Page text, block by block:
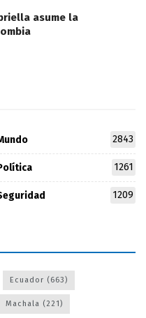
asume la
2843
1261
1209
Ecuador (663)
Machala (221)